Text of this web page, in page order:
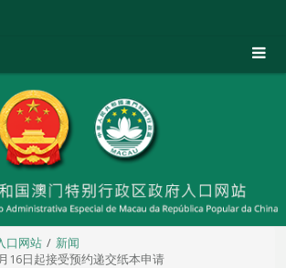
口网站
新闻
16日起接受预约递交纸本申请